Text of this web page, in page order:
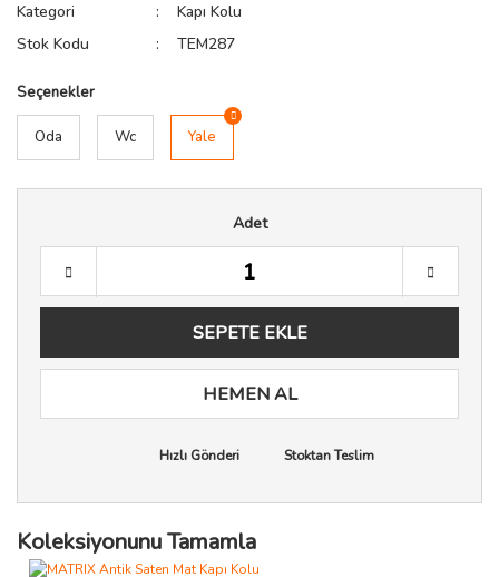
Kategori
Kapı Kolu
Stok Kodu
TEM287
Seçenekler
Oda Wc Yale
Adet
SEPETE EKLE
HEMEN AL
Hızlı Gönderi Stoktan Teslim
Koleksiyonunu Tamamla